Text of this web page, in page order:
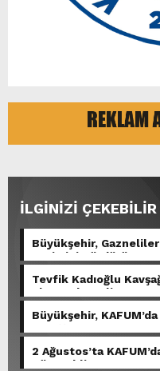
İLGİNİZİ ÇEKEBİLİR
Büyükşehir,
Serimini Sürdürüyor.
Tevfik Kadıoğlu
Akıcı Hale Geliyor.
Büyükşehir,
2 Ağustos’ta
Gün Bekliyor.